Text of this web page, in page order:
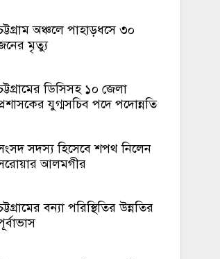
অঞ্চলে পাহাড়ধসে ৩০
মৃত্যু
ডিসিসহ ১০ জেলা
যুগ্মসচিব পদে পদোন্নতি
সদস্য হিসেবে শপথ নিলেন
আলমগীর
বন্যা পরিস্থিতির উন্নতির